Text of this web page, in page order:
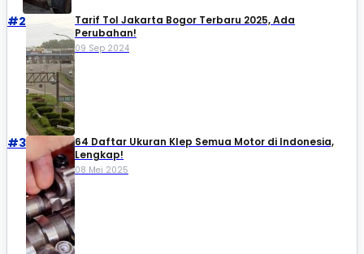
#2
Tarif Tol Jakarta Bogor Terbaru 2025, Ada
Perubahan!
09 Sep 2024
#3
64 Daftar Ukuran Klep Semua Motor di Indonesia,
Lengkap!
08 Mei 2025